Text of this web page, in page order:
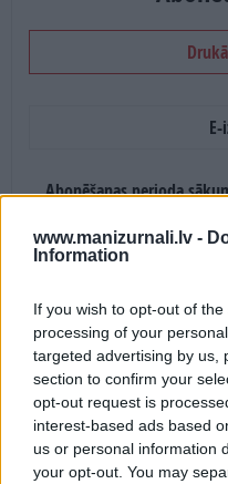
www.manizurnali.lv -
Information
If you wish to opt-out of
processing of your
targeted advertising by us,
section to confirm your
opt-out request is
interest-based ads based
us or personal information
your opt-out. You may
Abonēšanas perioda
2026. gada septembris
4 mēneši /36.00 Eur
17
*Visas cenas portālā
Žurnālu izdevumu skaits var
noteikumi